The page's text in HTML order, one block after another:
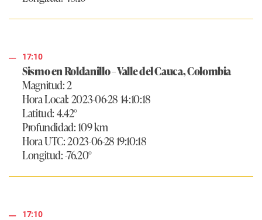
17:10
Sismo en Roldanillo – Valle del Cauca, Colombia
Magnitud: 2
Hora Local: 2023-06-28 14:10:18
Latitud: 4.42°
Profundidad: 109 km
Hora UTC: 2023-06-28 19:10:18
Longitud: -76.20°
17:10